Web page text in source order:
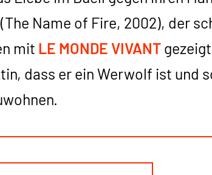
(The Name of Fire, 2002), der
mit LE MONDE VIVANT
dass er ein Werwolf ist und